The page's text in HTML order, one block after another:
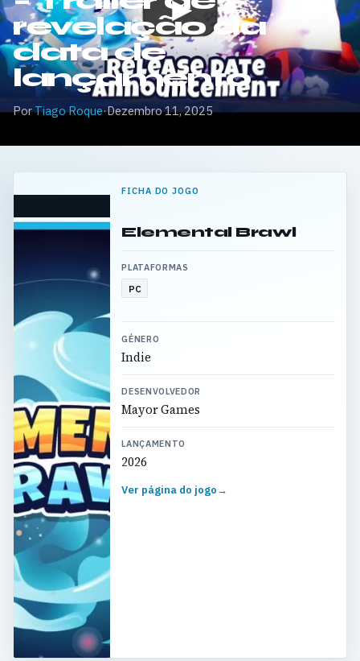
revelação da
data de
lançamento
PorTiago Roque·Dezembro 11, 2025
FICHA DO JOGO
Elemental Brawl
PLATAFORMAS
PC
GÉNERO
Indie
DESENVOLVEDOR
Mayor Games
LANÇAMENTO
2026
Ver página do jogo→